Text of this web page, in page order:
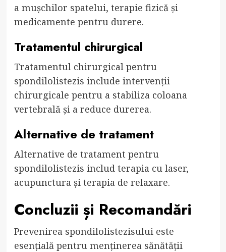
a mușchilor spatelui, terapie fizică și
medicamente pentru durere.
Tratamentul chirurgical
Tratamentul chirurgical pentru
spondilolistezis include intervenții
chirurgicale pentru a stabiliza coloana
vertebrală și a reduce durerea.
Alternative de tratament
Alternative de tratament pentru
spondilolistezis includ terapia cu laser,
acupunctura și terapia de relaxare.
Concluzii și Recomandări
Prevenirea spondilolistezisului este
esențială pentru menținerea sănătății